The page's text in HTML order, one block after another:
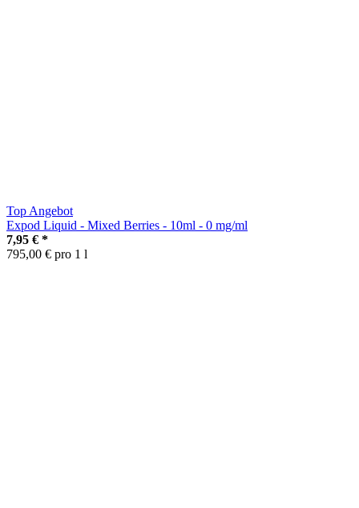
Top Angebot
Expod Liquid - Mixed Berries - 10ml - 0 mg/ml
7,95 € *
795,00 € pro 1 l